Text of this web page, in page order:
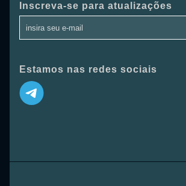
Inscreva-se para atualizações
Estamos nas redes sociais